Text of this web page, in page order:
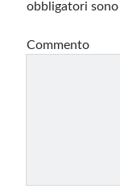
obbligatori
Commento